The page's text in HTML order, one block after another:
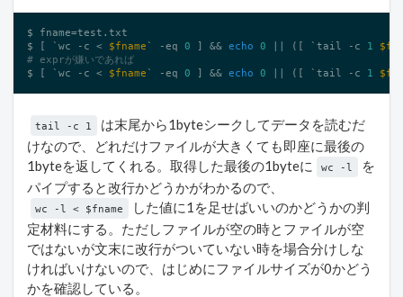
$ fname=test.txt
$ [ `wc -c < $fname ` -eq 0 ] && echo 0 || ([ `tail -c 1
# exprが嫌いであれば
$ [ `wc -c < $fname ` -eq 0 ] && echo 0 || ([ `tail -c 1
tail -c 1
は末尾から1byteシークしてデータを読むだ
けなので、どれだけファイルが大きくても即座に最後の
1byteを返してくれる。取得した最後の1byteに
wc -l
を
パイプすると改行かどうかがわかるので、
wc -l < $fname
した値に1を足せばいいのかどうかの判
定材料にする。ただしファイルが空の時とファイルが空
ではないが文末に改行がついていない時を場合分けしな
ければいけないので、はじめにファイルサイズが0かどう
かを確認している。